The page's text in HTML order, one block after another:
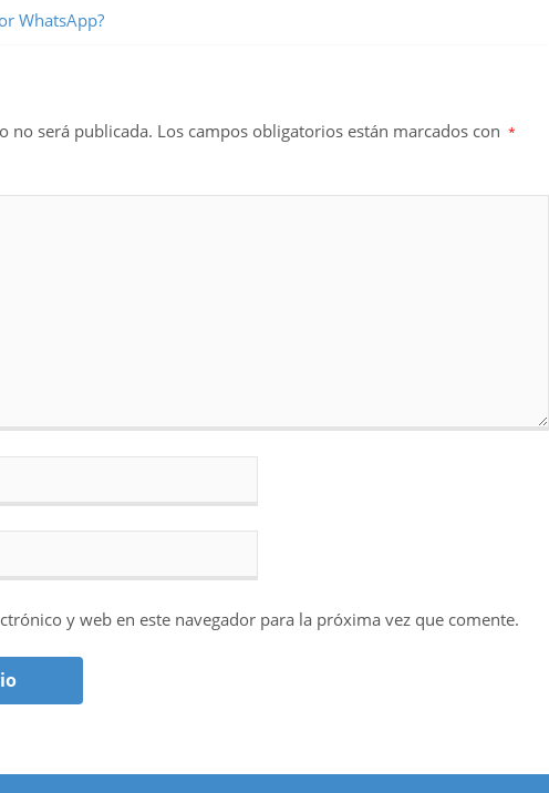
WhatsApp?
no será publicada. Los campos obligatorios están marcados con *
y web en este navegador para la próxima vez que comente.